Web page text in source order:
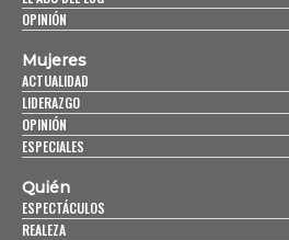
OPINIÓN
Mujeres
ACTUALIDAD
LIDERAZGO
OPINIÓN
ESPECIALES
Quién
ESPECTÁCULOS
REALEZA